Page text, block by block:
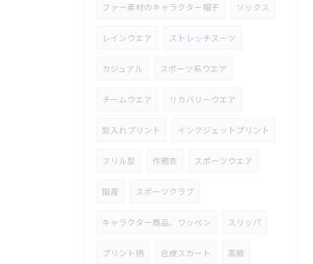
ファー素材のキャラクター帽子 ソックス
レインウエア ストレッチスーツ
カジュアル スポーツ系ウエア
チームウエア リカバリーウエア
型入れプリント インクジェットプリント
フリル型 作務衣 スポーツウエア
国産 スポーツクラブ
キャラクター商品、ワッペン スリッパ
プリント柄 合皮スカート 高級